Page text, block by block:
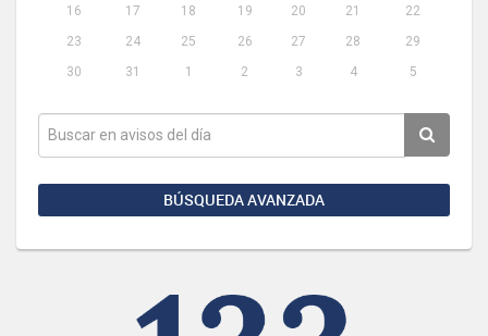
16
17 18 19 20 21
22
23
24 25 26 27 28
29
30
31 1 2 3 4 5
BÚSQUEDA AVANZADA